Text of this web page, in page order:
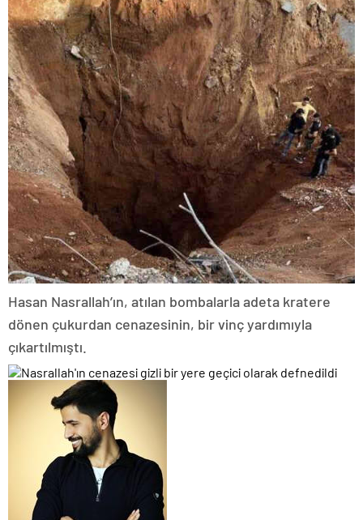
Hasan Nasrallah’ın, atılan bombalarla adeta kratere
dönen çukurdan cenazesinin, bir vinç yardımıyla
çıkartılmıştı.